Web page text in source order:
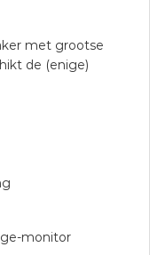
met grootse
de (enige)
monitor